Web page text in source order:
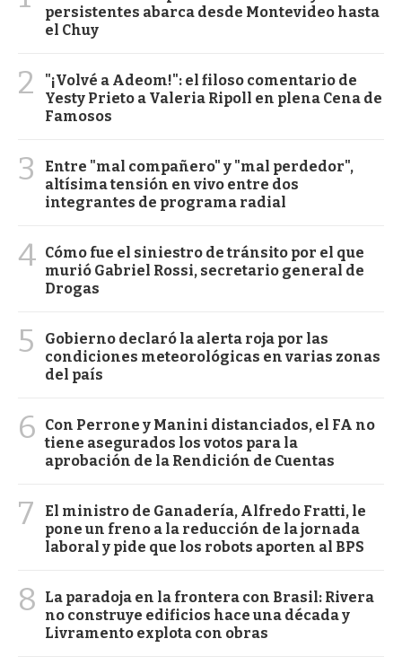
persistentes abarca desde Montevideo hasta
el Chuy
2
"¡Volvé a Adeom!": el filoso comentario de
Yesty Prieto a Valeria Ripoll en plena Cena de
Famosos
3
Entre "mal compañero" y "mal perdedor",
altísima tensión en vivo entre dos
integrantes de programa radial
4 Cómo fue el siniestro de tránsito por el que
murió Gabriel Rossi, secretario general de
Drogas
5
Gobierno declaró la alerta roja por las
condiciones meteorológicas en varias zonas
del país
6
Con Perrone y Manini distanciados, el FA no
tiene asegurados los votos para la
aprobación de la Rendición de Cuentas
7
El ministro de Ganadería, Alfredo Fratti, le
pone un freno a la reducción de la jornada
laboral y pide que los robots aporten al BPS
8
La paradoja en la frontera con Brasil: Rivera
no construye edificios hace una década y
Livramento explota con obras